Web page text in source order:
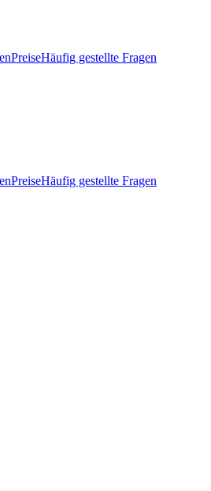
PreiseHäufig gestellte Fragen
PreiseHäufig gestellte Fragen